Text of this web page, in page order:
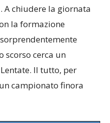
A chiudere la giornata
la formazione
scorso cerca un
Il tutto, per
campionato finora